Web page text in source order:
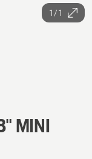
1/1
MINI